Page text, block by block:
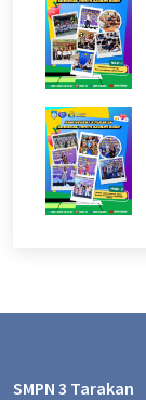
SMPN 3 Tarakan